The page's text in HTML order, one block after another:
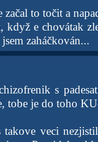
to točit a
když e chovátak
zaháčkován...
s
tobe je do toho
takove veci